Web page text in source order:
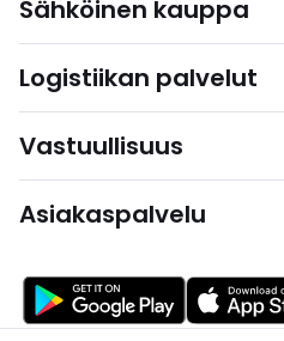
Sähköinen kauppa
Logistiikan palvelut
Vastuullisuus
Asiakaspalvelu